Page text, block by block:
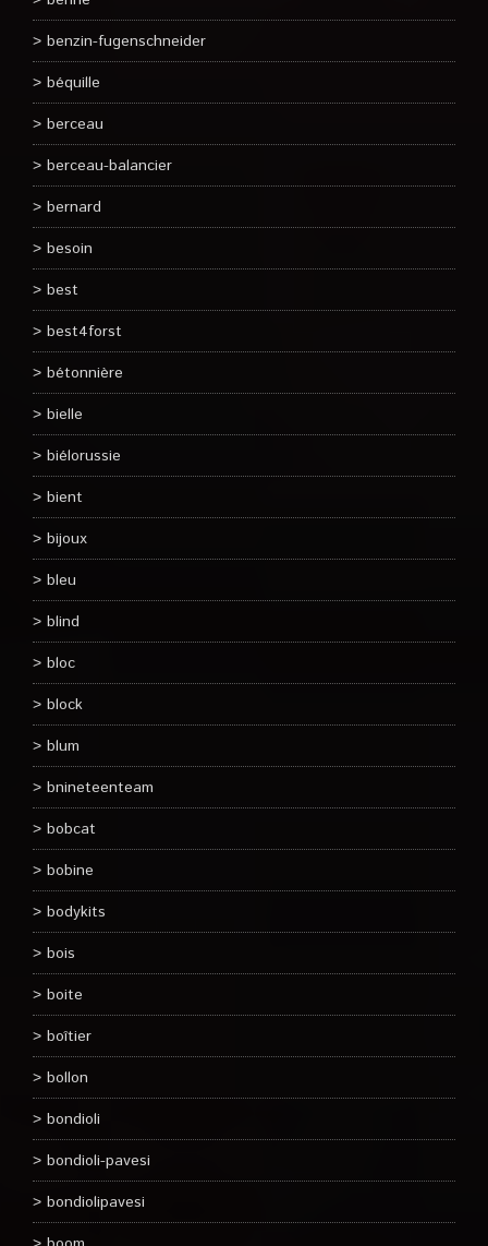
benzin-fugenschneider
béquille
berceau
berceau-balancier
bernard
besoin
best
best4forst
bétonnière
bielle
biélorussie
bient
bijoux
bleu
blind
bloc
block
blum
bnineteenteam
bobcat
bobine
bodykits
bois
boite
boîtier
bollon
bondioli
bondioli-pavesi
bondiolipavesi